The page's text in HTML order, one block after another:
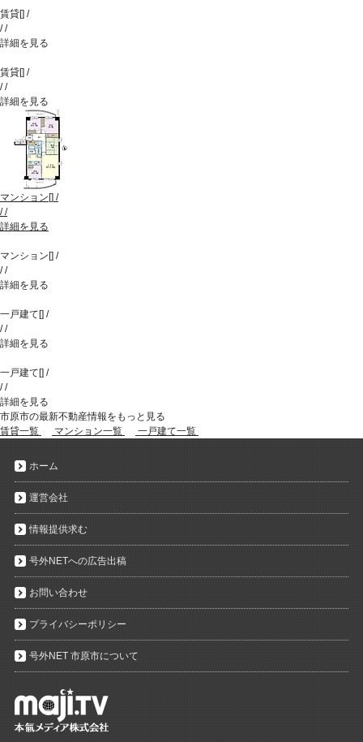
賃貸[] /
//
詳細を見る
賃貸[] /
//
詳細を見る
マンション [] /
//
詳細を見る
マンション [] /
//
詳細を見る
一戸建て [] /
//
詳細を見る
一戸建て [] /
//
詳細を見る
市原市の最新不動産情報をもっと見る
賃貸一覧
マンション一覧 一戸建て一覧
ホーム
運営会社
情報提供求む
号外NETへの広告出稿
お問い合わせ
プライバシーポリシー
号外NET 市原市について